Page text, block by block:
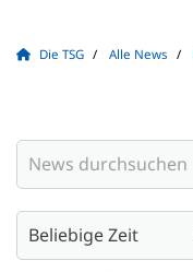
Die TSG Alle News